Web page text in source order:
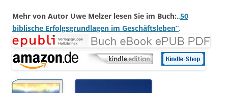
Mehr von Autor Uwe Melzer lesen Sie im Buch:„50
biblische Erfolgsgrundlagen im Geschäftsleben“.